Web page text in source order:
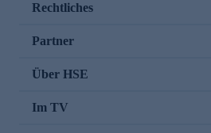
Rechtliches
Partner
Über HSE
Im TV